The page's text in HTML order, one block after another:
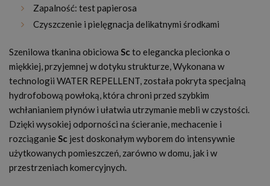
Zapalność: test papierosa
Czyszczenie i pielęgnacja delikatnymi środkami
Szenilowa tkanina obiciowa Scto elegancka plecionka o
miękkiej, przyjemnej w dotyku strukturze, Wykonana w
technologii WATER REPELLENT, została pokryta specjalną
hydrofobową powłoką, która chroni przed szybkim
wchłanianiem płynów i ułatwia utrzymanie mebli w czystości.
Dzięki wysokiej odporności na ścieranie, mechacenie i
rozciąganie Sc jest doskonałym wyborem do intensywnie
użytkowanych pomieszczeń, zarówno w domu, jak i w
przestrzeniach komercyjnych.